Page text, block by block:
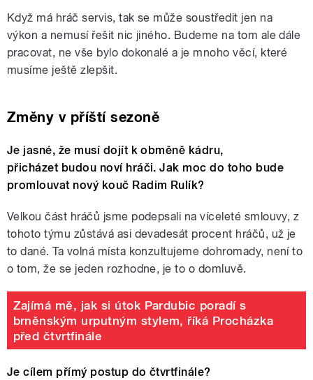
Když má hráč servis, tak se může soustředit jen na
výkon a nemusí řešit nic jiného. Budeme na tom ale dále
pracovat, ne vše bylo dokonalé a je mnoho věcí, které
musíme ještě zlepšit.
Změny v příští sezoně
Je jasné, že musí dojít k obměně kádru,
přicházet budou noví hráči. Jak moc do toho bude
promlouvat nový kouč Radim Rulík?
Velkou část hráčů jsme podepsali na víceleté smlouvy, z
tohoto týmu zůstává asi devadesát procent hráčů, už je
to dané. Ta volná místa konzultujeme dohromady, není to
o tom, že se jeden rozhodne, je to o domluvě.
Zajímá mě, jak si útok Pardubic poradí s
brněnským urputným stylem, říká Procházka
před čtvrtfinále
Je cílem přímý postup do čtvrtfinále?